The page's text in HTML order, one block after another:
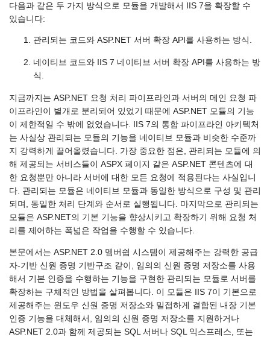
다음과 같은 두 가지 방식으로 모듈을 개발해서 IIS 7을 확장할 수
있습니다:
관리되는 코드와 ASP.NET 서버 확장 API를 사용하는 방식.
네이티브 코드와 IIS 7 네이티브 서버 확장 API를 사용하는 방
식.
지금까지는 ASP.NET 요청 처리 파이프라인과 서버의 메인 요청 파
이프라인이 별개로 분리되어 있었기 때문에 ASP.NET 모듈의 기능
이 제한적일 수 밖에 없었습니다. IIS 7의 통합 파이프라인 아키텍처
는 사실상 관리되는 모듈의 기능을 네이티브 모듈과 비슷한 수준까
지 강력하게 끌어올렸습니다. 가장 중요한 점은, 관리되는 모듈에 의
해 제공되는 서비스들이 ASPX 페이지 같은 ASP.NET 콘텐츠에 대
한 요청뿐만 아니라 서버에 대한 모든 요청에 적용된다는 사실입니
다. 관리되는 모듈은 네이티브 모듈과 동일한 방식으로 구성 및 관리
되며, 동일한 처리 단계와 순서로 실행됩니다. 마지막으로 관리되는
모듈은 ASP.NET의 기본 기능을 향상시키고 확장하기 위해 요청 처
리를 제어하는 폭넓은 작업을 수행할 수 있습니다.
본문에서는 ASP.NET 2.0 멤버쉽 시스템이 제공해주는 강력한 공급
자-기반 신원 증명 기반구조 같이, 임의의 신원 증명 저장소를 사용
해서 기본 인증을 수행하는 기능을 구현한 관리되는 모듈로 서버를
확장하는 구체적인 방법을 살펴봅니다. 이 모듈은 IIS 7이 기본으로
제공해주는 윈도우 신원 증명 저장소와 밀접하게 결합된 내장 기본
인증 기능을 대체해서, 임의의 신원 증명 저장소를 지원하거나
ASP.NET 2.0과 함께 제공되는 SQL 서버나 SQL 익스프레스, 또는